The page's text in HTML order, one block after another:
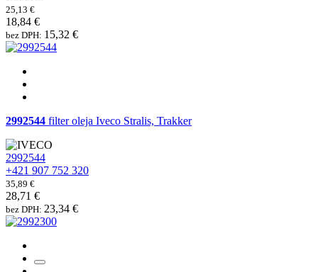
25,13 €
18,84 €
bez DPH: 15,32 €
2992544 filter oleja Iveco Stralis, Trakker
2992544
+421 907 752 320
35,89 €
28,71 €
bez DPH: 23,34 €